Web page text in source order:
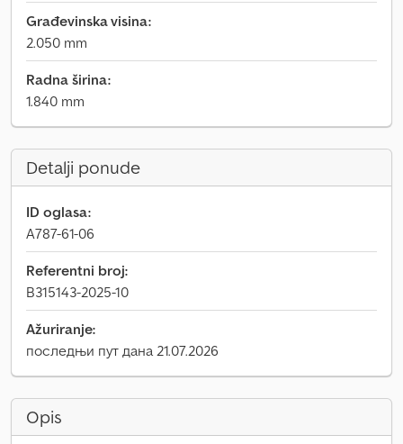
Građevinska visina:
2.050 mm
Radna širina:
1.840 mm
Detalji ponude
ID oglasa:
A787-61-06
Referentni broj:
B315143-2025-10
Ažuriranje:
последњи пут дана 21.07.2026
Opis